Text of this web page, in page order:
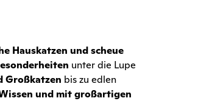
Hauskatzen und scheue
unter die Lupe
Großkatzen bis zu edlen
und mit großartigen